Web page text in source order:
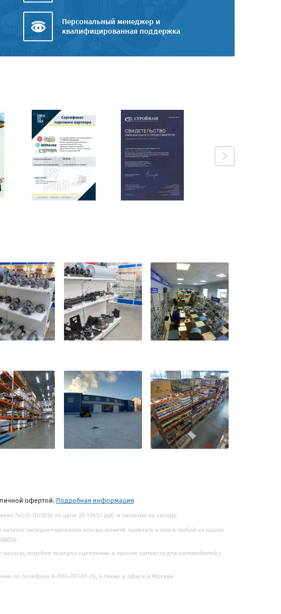
Персональный менеджер и
квалифицированная поддержка
офертой. Подробная информация
740.11-1011010 по цене 20 139.53 руб. в наличии на складе.
интернет магазина или вы можете приехать к нам в любой из наших
здесь.
коробки передач сцепление и прочие запчасти для автомобилей с
по телефону 8-800-707-61-20, а также в офисе в Москве.